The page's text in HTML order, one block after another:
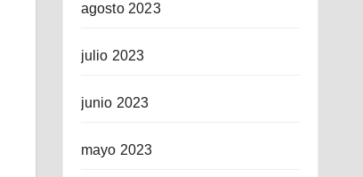
agosto 2023
julio 2023
junio 2023
mayo 2023